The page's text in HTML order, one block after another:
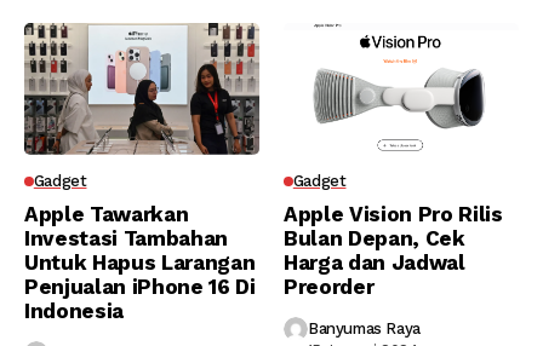
Gadget
Apple Tawarkan
Investasi Tambahan
Untuk Hapus Larangan
Penjualan iPhone 16 Di
Indonesia
Gadget
Apple Vision Pro Rilis
Bulan Depan, Cek
Harga dan Jadwal
Preorder
Banyumas Raya